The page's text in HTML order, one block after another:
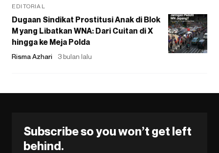
EDITORIAL
Dugaan Sindikat Prostitusi Anak di Blok
M yang Libatkan WNA: Dari Cuitan di X
hingga ke Meja Polda
Risma Azhari 3 bulan lalu
Subscribe so you won’t get left
behind.